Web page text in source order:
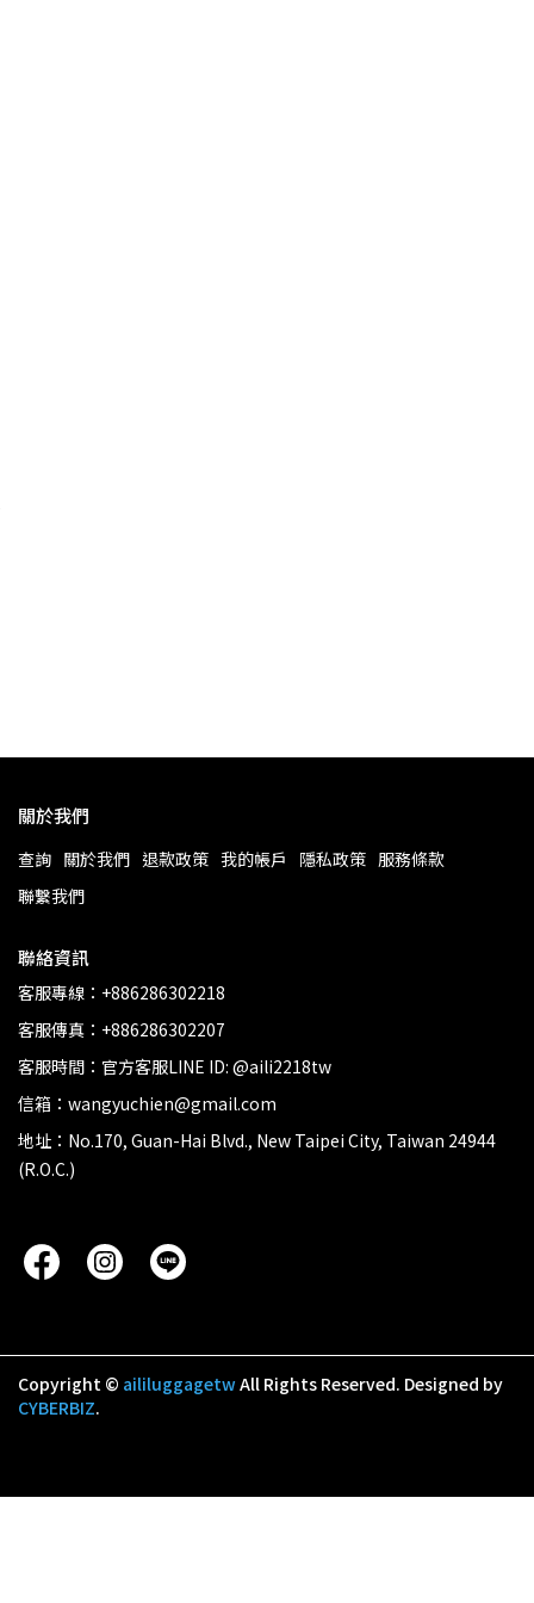
關於我們
查詢 關於我們 退款政策 我的帳戶 隱私政策 服務條款
聯繫我們
聯絡資訊
客服專線：+886286302218
客服傳真：+886286302207
客服時間：官方客服LINE ID: @aili2218tw
信箱：wangyuchien@gmail.com
地址：No.170, Guan-Hai Blvd., New Taipei City, Taiwan 24944
(R.O.C.)
Copyright © aililuggagetwAll Rights Reserved. Designed by
CYBERBIZ.